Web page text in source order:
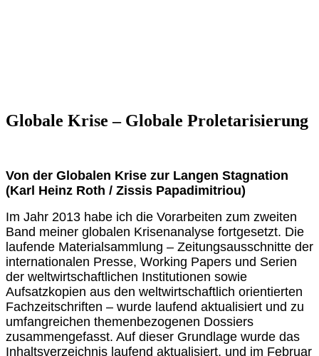
Globale Krise – Globale Proletarisierung
Von der Globalen Krise zur Langen Stagnation
(Karl Heinz Roth / Zissis Papadimitriou)
Im Jahr 2013 habe ich die Vorarbeiten zum zweiten
Band meiner globalen Krisenanalyse fortgesetzt. Die
laufende Materialsammlung – Zeitungsausschnitte der
internationalen Presse, Working Papers und Serien
der weltwirtschaftlichen Institutionen sowie
Aufsatzkopien aus den weltwirtschaftlich orientierten
Fachzeitschriften – wurde laufend aktualisiert und zu
umfangreichen themenbezogenen Dossiers
zusammengefasst. Auf dieser Grundlage wurde das
Inhaltsverzeichnis laufend aktualisiert, und im Februar